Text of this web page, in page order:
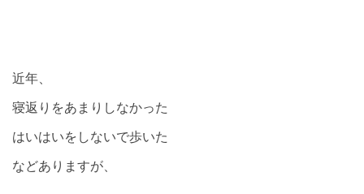
近年、
寝返りをあまりしなかった
はいはいをしないで歩いた
などありますが、